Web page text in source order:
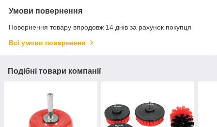
Умови повернення
Повернення товару впродовж 14 днів за рахунок покупця
Всі умови повернення
Подібні товари компанії